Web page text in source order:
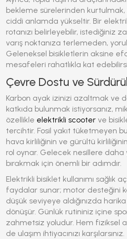
bekleme sürelerinden
ciddi anlamda yükseltir. Bir
rotanızı belirleyebilir, istediğiniz
varış noktanıza terlemeden,
Geleneksel bisikletlerin aksine
mesafeleri rahatlıkla kat
Çevre Dostu ve
Karbon ayak izinizi azaltmak ve
katkıda bulunmak istiyorsanız,
özellikle elektrikli scooter ve
tercihtir. Fosil yakıt tüketmeyen
hava kirliliğinin ve gürültü
rol oynar. Gelecek nesillere
bırakmak için önemli bir adımdır.
Elektrikli bisiklet kullanımı sağlık
faydalar sunar; motor desteğini
düşük seviyeye aldığınızda
dönüşür. Günlük rutininiz içine
zahmetsiz yoludur. Hem fiziksel
de ulaşım ihtiyacınızı karşılarsınız.